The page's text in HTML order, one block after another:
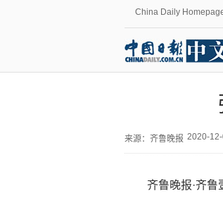
China Daily
来源： 齐鲁晚报 2020-
齐鲁晚报·齐鲁